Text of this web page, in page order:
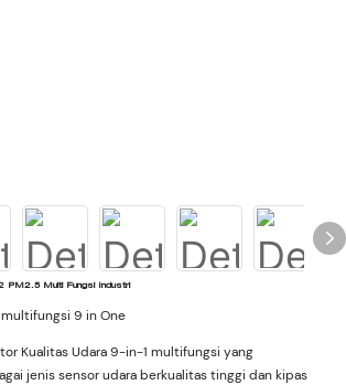
Multi Fungsi Industri
9 in One
Kualitas Udara 9-in-1 multifungsi yang
jenis sensor udara berkualitas tinggi dan kipas